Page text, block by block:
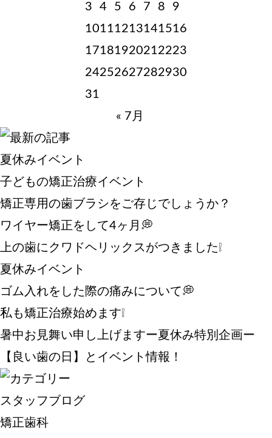
3
4 5 6 7 8
9
10111213141516
17181920212223
24252627282930
31
« 7月
夏休みイベント
子どもの矯正治療イベント
矯正専用の歯ブラシをご存じでしょうか？
ワイヤー矯正をして4ヶ月💭
上の歯にクワドヘリックスがつきました❕
夏休みイベント
ゴム入れをした際の痛みについて💭
私も矯正治療始めます❕
暑中お見舞い申し上げますー夏休み特別企画ー
【良い歯の日】とイベント情報！
スタッフブログ
矯正歯科